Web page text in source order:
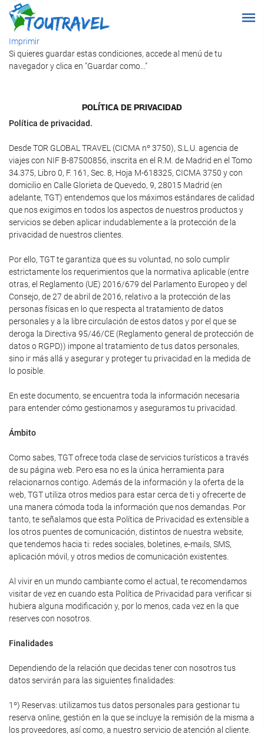
Imprimir
Si quieres guardar estas condiciones, accede al menú de tu
navegador y clica en "Guardar como..."
POLÍTICA DE PRIVACIDAD
Política de privacidad.
Desde TOR GLOBAL TRAVEL (CICMA nº 3750), S.L.U. agencia de
viajes con NIF B-87500856, inscrita en el R.M. de Madrid en el Tomo
34.375, Libro 0, F. 161, Sec. 8, Hoja M-618325, CICMA 3750 y con
domicilio en Calle Glorieta de Quevedo, 9, 28015 Madrid (en
adelante, TGT) entendemos que los máximos estándares de calidad
que nos exigimos en todos los aspectos de nuestros productos y
servicios se deben aplicar indudablemente a la protección de la
privacidad de nuestros clientes.
Por ello, TGT te garantiza que es su voluntad, no solo cumplir
estrictamente los requerimientos que la normativa aplicable (entre
otras, el Reglamento (UE) 2016/679 del Parlamento Europeo y del
Consejo, de 27 de abril de 2016, relativo a la protección de las
personas físicas en lo que respecta al tratamiento de datos
personales y a la libre circulación de estos datos y por el que se
deroga la Directiva 95/46/CE (Reglamento general de protección de
datos o RGPD)) impone al tratamiento de tus datos personales,
sino ir más allá y asegurar y proteger tu privacidad en la medida de
lo posible.
En este documento, se encuentra toda la información necesaria
para entender cómo gestionamos y aseguramos tu privacidad.
Ámbito
Como sabes, TGT ofrece toda clase de servicios turísticos a través
de su página web. Pero esa no es la única herramienta para
relacionarnos contigo. Además de la información y la oferta de la
web, TGT utiliza otros medios para estar cerca de ti y ofrecerte de
una manera cómoda toda la información que nos demandas. Por
tanto, te señalamos que esta Política de Privacidad es extensible a
los otros puentes de comunicación, distintos de nuestra website,
que tendemos hacia ti: redes sociales, boletines, e-mails, SMS,
aplicación móvil, y otros medios de comunicación existentes.
Al vivir en un mundo cambiante como el actual, te recomendamos
visitar de vez en cuando esta Política de Privacidad para verificar si
hubiera alguna modificación y, por lo menos, cada vez en la que
reserves con nosotros.
Finalidades
Dependiendo de la relación que decidas tener con nosotros tus
datos servirán para las siguientes finalidades:
1º) Reservas: utilizamos tus datos personales para gestionar tu
reserva online, gestión en la que se incluye la remisión de la misma a
los proveedores, así como, a nuestro servicio de atención al cliente.